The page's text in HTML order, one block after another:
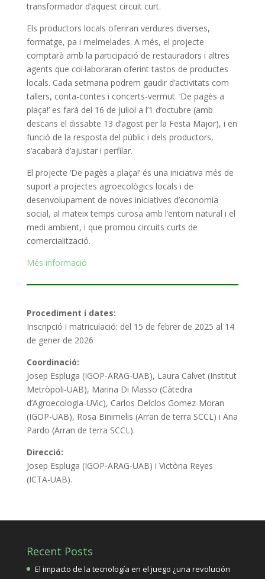
transformador d’aquest circuit curt.
Els productors locals oferiran verdures diverses,
formatge, pa i melmelades. A més, el projecte
comptarà amb la participació de restauradors i altres
agents que col·laboraran oferint tastos de productes
locals. Cada setmana podrem gaudir d’activitats com
tallers, conta-contes i concerts-vermut. ‘De pagès a
plaça!’ es farà del 16 de juliol a l’1 d’octubre (amb
descans el dissabte 13 d’agost per la Festa Major), i en
funció de la resposta del públic i dels productors,
s’acabarà d’ajustar i perfilar.
El projecte ‘De pagès a plaça!’ és una iniciativa més de
suport a projectes agroecològics locals i de
desenvolupament de noves iniciatives d’economia
social, al mateix temps curosa amb l’entorn natural i el
medi ambient, i que promou circuits curts de
comercialització.
Més informació
Procediment i dates:
Inscripció i matriculació: del 15 de febrer de 2025 al 14
de gener de 2026
Coordinació:
Josep Espluga (IGOP-ARAG-UAB), Laura Calvet (Institut
Metròpoli-UAB), Marina Di Masso (Càtedra
d’Agroecologia-UVic), Carlos Delclos Gomez-Moran
(IGOP-UAB), Rosa Binimelis (Arran de terra SCCL) i Ana
Pardo (Arran de terra SCCL).
Direcció:
Josep Espluga (IGOP-ARAG-UAB) i Victòria Reyes
(ICTA-UAB).
Recent Posts
El impacto de la tecnología en el juego ¿una revolución